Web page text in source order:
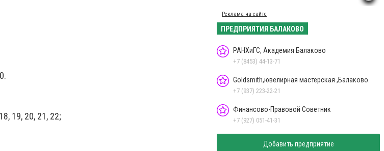
19, 20, 21, 22;
Реклама на сайте
ПРЕДПРИЯТИЯ БАЛАКОВО
РАНХиГС, Академия Балаково
+7 (8453) 44-13-71
Goldsmith,ювелирная мастерская ,Балаково.
+7 (937) 223-22-21
Финансово-Правовой Советник
+7 (927) 051-41-31
Добавить предприятие